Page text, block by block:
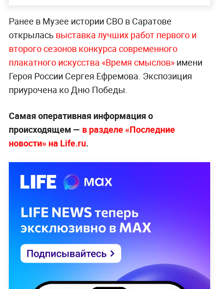
Ранее в Музее истории СВО в Саратове
открылась выставка лучших работ первого и
второго сезонов конкурса современного
плакатного искусства «Время смыслов»имени
Героя России Сергея Ефремова. Экспозиция
приурочена ко Дню Победы.
Самая оперативная информация о
происходящем — в разделе «Последние
новости» на Life.ru.